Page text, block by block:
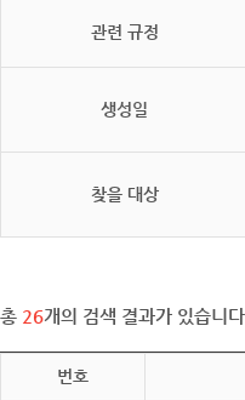
관련 규정
생성일
찾을 대상
총 26개의 검색 결과가 있습니다.
번호